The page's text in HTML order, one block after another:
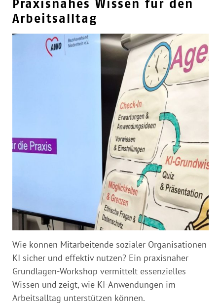
Praxisnahes Wissen für den
Arbeitsalltag
Wie können Mitarbeitende sozialer Organisationen
KI sicher und effektiv nutzen? Ein praxisnaher
Grundlagen-Workshop vermittelt essenzielles
Wissen und zeigt, wie KI-Anwendungen im
Arbeitsalltag unterstützen können.